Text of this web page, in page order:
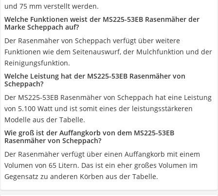
und 75 mm verstellt werden.
Welche Funktionen weist der MS225-53EB Rasenmäher der
Marke Scheppach auf?
Der Rasenmäher von Scheppach verfügt über weitere
Funktionen wie dem Seitenauswurf, der Mulchfunktion und der
Reinigungsfunktion.
Welche Leistung hat der MS225-53EB Rasenmäher von
Scheppach?
Der MS225-53EB Rasenmäher von Scheppach hat eine Leistung
von 5.100 Watt und ist somit eines der leistungsstärkeren
Modelle aus der Tabelle.
Wie groß ist der Auffangkorb von dem MS225-53EB
Rasenmäher von Scheppach?
Der Rasenmäher verfügt über einen Auffangkorb mit einem
Volumen von 65 Litern. Das ist ein eher großes Volumen im
Gegensatz zu anderen Körben aus der Tabelle.